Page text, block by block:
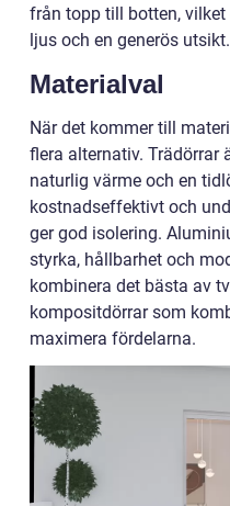
från topp till botten,
ljus och en generös utsikt.
Materialval
När det kommer till
flera alternativ. Trädörrar
naturlig värme och en
kostnadseffektivt och
ger god isolering.
styrka, hållbarhet och
kombinera det bästa av
kompositdörrar som
maximera fördelarna.